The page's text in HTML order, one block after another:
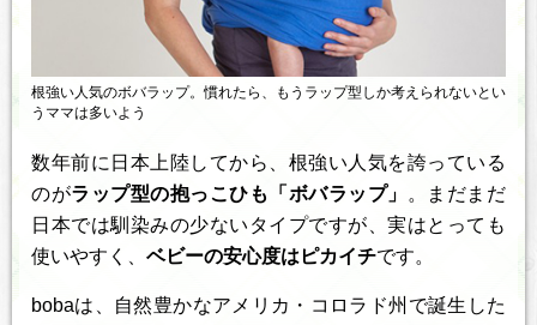
根強い人気のボバラップ。慣れたら、もうラップ型しか考えられないとい
うママは多いよう
数年前に日本上陸してから、根強い人気を誇っている
のがラップ型の抱っこひも「ボバラップ」
。まだまだ
日本では馴染みの少ないタイプですが、実はとっても
使いやすく、 ベビーの安心度はピカイチです。
bobaは、自然豊かなアメリカ・コロラド州で誕生した